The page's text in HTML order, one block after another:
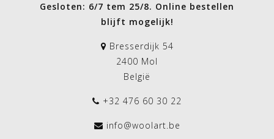
Gesloten: 6/7 tem 25/8. Online bestellen
blijft mogelijk!
Bresserdijk 54
2400 Mol
België
+32 476 60 30 22
info@woolart.be